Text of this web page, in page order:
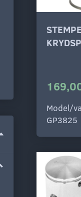
Model/
GP3825